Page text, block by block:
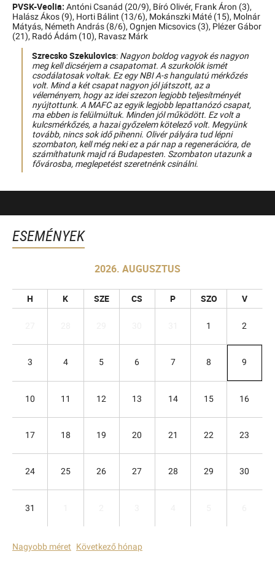
PVSK-Veolia: Antóni Csanád (20/9), Bíró Olivér, Frank Áron (3),
Halász Ákos (9), Horti Bálint (13/6), Mokánszki Máté (15), Molnár
Mátyás, Németh András (8/6), Ognjen Micsovics (3), Plézer Gábor
(21), Radó Ádám (10), Ravasz Márk
Szrecsko Szekulovics: Nagyon boldog vagyok és nagyon
meg kell dicsérjem a csapatomat. A szurkolók ismét
csodálatosak voltak. Ez egy NBI A-s hangulatú mérkőzés
volt. Mind a két csapat nagyon jól játszott, az a
véleményem, hogy az idei szezon legjobb teljesítményét
nyújtottunk. A MAFC az egyik legjobb lepattanózó csapat,
ma ebben is felülmúltuk. Minden jól működött. Ez volt a
kulcsmérkőzés, a hazai győzelem kötelező volt. Megyünk
tovább, nincs sok idő pihenni. Olivér pályára tud lépni
szombaton, kell még neki ez a pár nap a regenerációra, de
számíthatunk majd rá Budapesten. Szombaton utazunk a
fővárosba, meglepetést szeretnénk csinálni.
ESEMÉNYEK
2026. AUGUSZTUS
H K SZE CS P SZO V
1 2
3 4 5 6 7 8 9
10 11 12 13 14 15 16
17 18 19 20 21 22 23
24 25 26 27 28 29 30
31
Nagyobb méret Következő hónap